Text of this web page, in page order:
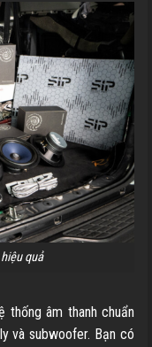
quả
thống âm thanh chuẩn
và subwoofer. Bạn có